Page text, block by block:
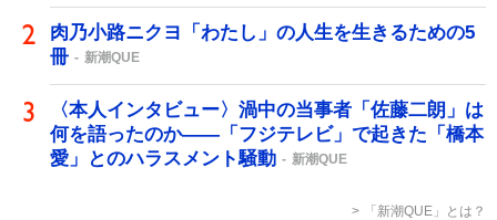
肉乃小路ニクヨ「わたし」の人生を生きるための5
冊
新潮QUE
〈本人インタビュー〉渦中の当事者「佐藤二朗」は
何を語ったのか――「フジテレビ」で起きた「橋本
愛」とのハラスメント騒動
新潮QUE
「新潮QUE」とは？